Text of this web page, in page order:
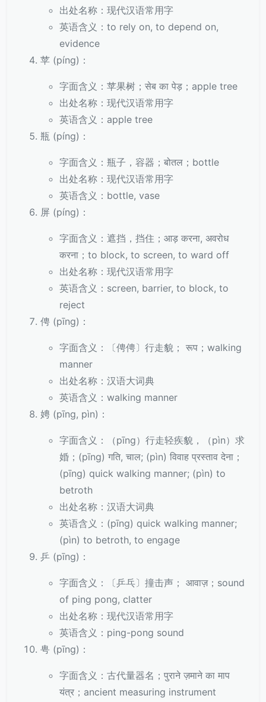
出处名称：现代汉语常用字
英语含义：to rely on, to depend on,
evidence
苹 (píng)：
字面含义：苹果树；सेब का पेड़；apple tree
出处名称：现代汉语常用字
英语含义：apple tree
瓶 (píng)：
字面含义：瓶子，容器；बोतल；bottle
出处名称：现代汉语常用字
英语含义：bottle, vase
屏 (píng)：
字面含义：遮挡，挡住；आड़ करना, अवरोध
करना；to block, to screen, to ward off
出处名称：现代汉语常用字
英语含义：screen, barrier, to block, to
reject
俜 (pīng)：
字面含义：〔俜俜〕行走貌； रूप；walking
manner
出处名称：汉语大词典
英语含义：walking manner
娉 (pīng, pìn)：
字面含义：（pīng）行走轻疾貌，（pìn）求
婚；(pīng) गति, चाल; (pìn) विवाह प्रस्ताव देना；
(pīng) quick walking manner; (pìn) to
betroth
出处名称：汉语大词典
英语含义：(pīng) quick walking manner;
(pìn) to betroth, to engage
乒 (pīng)：
字面含义：〔乒乓〕撞击声； आवाज़；sound
of ping pong, clatter
出处名称：现代汉语常用字
英语含义：ping-pong sound
甹 (pīng)：
字面含义：古代量器名；पुराने ज़माने का माप
यंत्र；ancient measuring instrument